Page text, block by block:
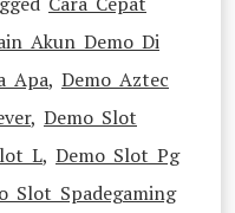
Akun Demo Di
Apa, Demo Aztec
, Demo Slot
L, Demo Slot Pg
Slot Spadegaming